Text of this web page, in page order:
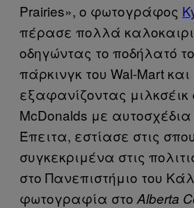
Prairies», ο φωτογράφος
πέρασε πολλά
οδηγώντας το ποδήλατό
πάρκινγκ του Wal-Mart και
εξαφανίζοντας
McDonalds με αυτοσχέδια
Έπειτα, εστίασε στις
συγκεκριμένα στις
στο Πανεπιστήμιο του
φωτογραφία στο Alberta